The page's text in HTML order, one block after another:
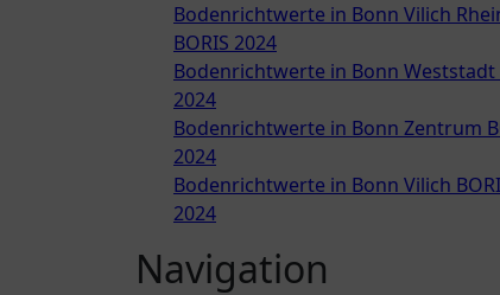
Bodenrichtwerte in Bonn Vilich
BORIS 2024
Bodenrichtwerte in Bonn Weststadt
2024
Bodenrichtwerte in Bonn Zentrum
2024
Bodenrichtwerte in Bonn Vilich
2024
Navigation